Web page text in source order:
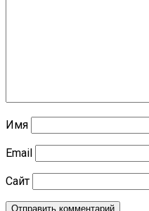
Имя
Email
Сайт